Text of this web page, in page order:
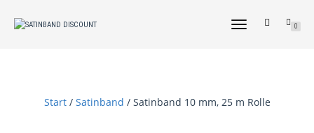
NAVIGATION
0
Start/ Satinband / Satinband 10 mm, 25 m Rolle